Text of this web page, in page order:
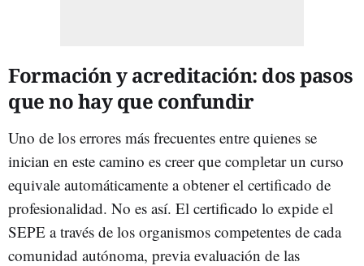
Formación y acreditación: dos pasos
que no hay que confundir
Uno de los errores más frecuentes entre quienes se
inician en este camino es creer que completar un curso
equivale automáticamente a obtener el certificado de
profesionalidad. No es así. El certificado lo expide el
SEPE a través de los organismos competentes de cada
comunidad autónoma, previa evaluación de las